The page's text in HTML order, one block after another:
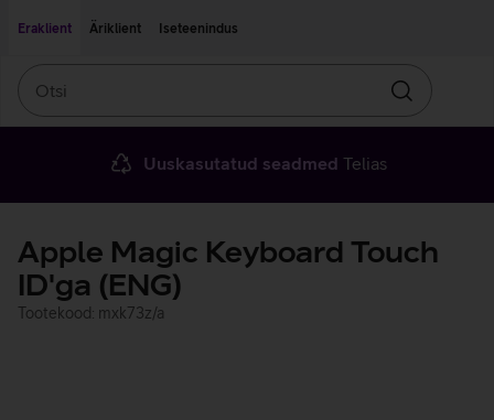
Eraklient
Äriklient Iseteenindus
Otsin
Uuskasutatud seadmed Telias
Apple Magic Keyboard Touch
ID'ga (ENG)
Tootekood: mxk73z/a